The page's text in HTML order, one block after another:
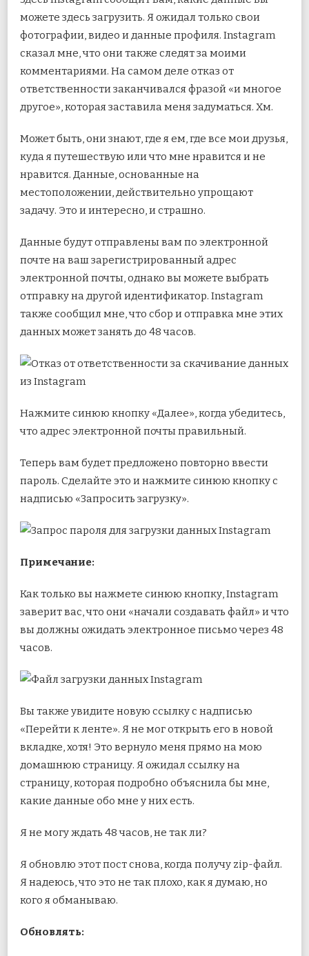
можете здесь загрузить. Я ожидал только свои
фотографии, видео и данные профиля. Instagram
сказал мне, что они также следят за моими
комментариями. На самом деле отказ от
ответственности заканчивался фразой «и многое
другое», которая заставила меня задуматься. Хм.
Может быть, они знают, где я ем, где все мои друзья,
куда я путешествую или что мне нравится и не
нравится. Данные, основанные на
местоположении, действительно упрощают
задачу. Это и интересно, и страшно.
Данные будут отправлены вам по электронной
почте на ваш зарегистрированный адрес
электронной почты, однако вы можете выбрать
отправку на другой идентификатор. Instagram
также сообщил мне, что сбор и отправка мне этих
данных может занять до 48 часов.
Нажмите синюю кнопку «Далее», когда убедитесь,
что адрес электронной почты правильный.
Теперь вам будет предложено повторно ввести
пароль. Сделайте это и нажмите синюю кнопку с
надписью «Запросить загрузку».
Примечание:
Как только вы нажмете синюю кнопку, Instagram
заверит вас, что они «начали создавать файл» и что
вы должны ожидать электронное письмо через 48
часов.
Вы также увидите новую ссылку с надписью
«Перейти к ленте». Я не мог открыть его в новой
вкладке, хотя! Это вернуло меня прямо на мою
домашнюю страницу. Я ожидал ссылку на
страницу, которая подробно объяснила бы мне,
какие данные обо мне у них есть.
Я не могу ждать 48 часов, не так ли?
Я обновлю этот пост снова, когда получу zip-файл.
Я надеюсь, что это не так плохо, как я думаю, но
кого я обманываю.
Обновлять: